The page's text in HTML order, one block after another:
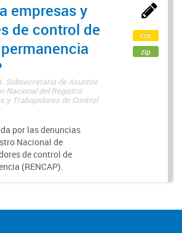
empresas y
de control de
Subsecretaría de Asuntos
Nacional del Registro
y Trabajadores de Control
por las denuncias
Nacional de
de control de
(RENCAP).
csv
zip